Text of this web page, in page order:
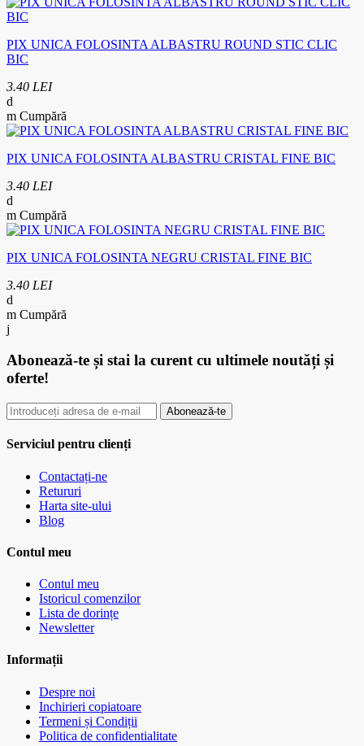
PIX UNICA FOLOSINTA ALBASTRU ROUND STIC CLIC
BIC
3.40 LEI
Cumpără
PIX UNICA FOLOSINTA ALBASTRU CRISTAL FINE BIC
3.40 LEI
Cumpără
PIX UNICA FOLOSINTA NEGRU CRISTAL FINE BIC
3.40 LEI
Cumpără
Abonează-te și stai la curent cu ultimele noutăți și
oferte!
Abonează-te
Serviciul pentru clienți
Contactați-ne
Retururi
Harta site-ului
Blog
Contul meu
Contul meu
Istoricul comenzilor
Lista de dorințe
Newsletter
Informații
Despre noi
Inchirieri copiatoare
Termeni și Condiții
Politica de confidentialitate